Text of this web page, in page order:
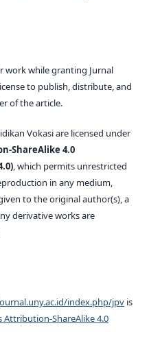
while granting Jurnal
to publish, distribute, and
of the article.
Vokasi are licensed under
ShareAlike 4.0
, which permits unrestricted
in any medium,
to the original author(s), a
derivative works are
index.php/jpvis
Attribution-ShareAlike 4.0